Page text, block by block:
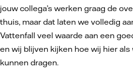
jouw collega’s werken graag de
thuis, maar dat laten we volledig
Vattenfall veel waarde aan een
en wij blijven kijken hoe wij hier als
kunnen dragen.